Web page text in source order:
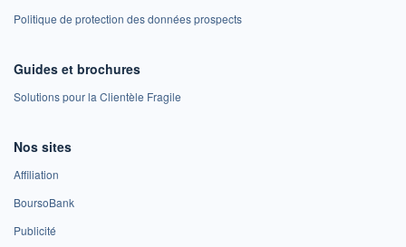
Politique de protection des données prospects
Guides et brochures
Solutions pour la Clientèle Fragile
Nos sites
Affiliation
BoursoBank
Publicité